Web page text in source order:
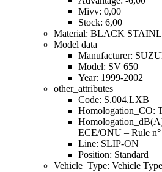
Mivv: 0,00
Stock: 6,00
Material: BLACK
Model data
Manufacturer:
Model: SV 650
Year: 1999-2002
other_attributes
Code: S.004.LXB
Homologation_CO:
ECE/ONU – Rule n°
Line: SLIP-ON
Position: Standard
Vehicle_Type: Vehicle